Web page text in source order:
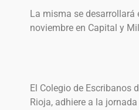
La misma se desarrollará
noviembre en Capital y
El Colegio de Escribanos
Rioja, adhiere a la